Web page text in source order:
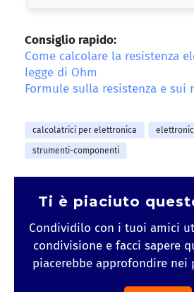
Consiglio rapido:
Come calcolare la resistenza
legge di Ohm
Formule sulla resistenza e sui
calcolatrici per elettronica
strumenti-componenti
Ti è piaciuto
Condividilo con i tuoi amici
condivisione e facci sapere
piacerebbe approfondire